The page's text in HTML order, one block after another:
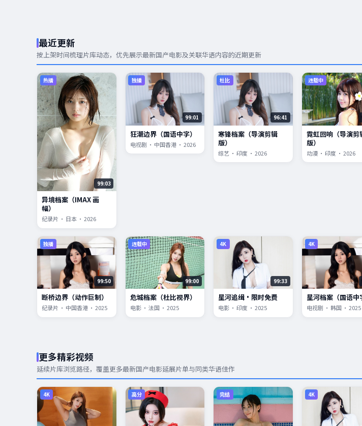
最近更新
按上架时间梳理片库动态，优先展示最新国产电影及关联华语内容的近期更新
热播
99:03
异境档案（IMAX 画
幅）
纪录片 · 日本 · 2026
独播
99:01
狂潮边界（国语中字）
电视剧 · 中国香港 · 2026
杜比
96:41
寒锋档案（导演剪辑
版）
综艺 · 印度 · 2026
连载中
霓虹回响（导演剪
版）
动漫 · 印度 · 2026
独播
99:50
断桥边界（动作巨制）
纪录片 · 中国香港 · 2025
连载中
99:00
危城档案（杜比视界）
电影 · 法国 · 2025
4K
99:33
星河追缉·限时免费
电影 · 印度 · 2025
4K
星河档案（国语中
电视剧 · 韩国 · 2025
更多精彩视频
延续片库浏览路径，覆盖更多最新国产电影延展片单与同类华语佳作
4K 高分 完结 4K